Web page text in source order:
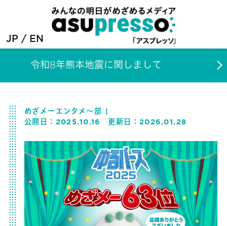
JP EN
令和8年熊本地震に関しまして
めざメーエンタメ～部
公開日： 2025.10.16 更新日：2026.01.28